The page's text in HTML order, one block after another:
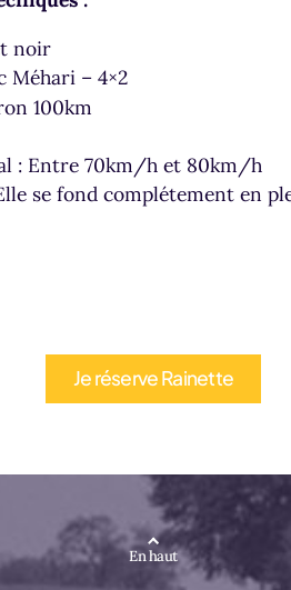
noir
Méhari – 4×2
100km
: Entre 70km/h et 80km/h
se fond complétement en
Je réserve Rainette
En haut